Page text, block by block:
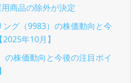
商品の除外が決定
グ（9983）の株価動向と今
年10月】
の株価動向と今後の注目ポイ